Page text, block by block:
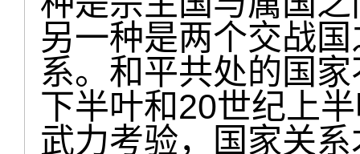
另一种是两个交战
系。和平共处的国
下半叶和20世纪上
武力考验，国家关